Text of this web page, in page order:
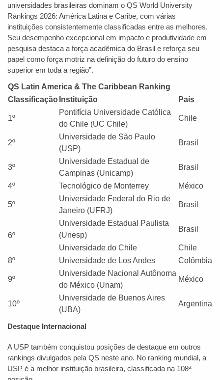
universidades brasileiras dominam o QS World University
Rankings 2026: América Latina e Caribe, com várias
instituições consistentemente classificadas entre as melhores.
Seu desempenho excepcional em impacto e produtividade em
pesquisa destaca a força acadêmica do Brasil e reforça seu
papel como força motriz na definição do futuro do ensino
superior em toda a região”.
QS Latin America & The Caribbean Ranking
Classificação Instituição País
1º
Pontifícia Universidade Católica
do Chile (UC Chile)
Chile
2º
Universidade de São Paulo
(USP)
Brasil
3º
Universidade Estadual de
Campinas (Unicamp)
Brasil
4º Tecnológico de Monterrey México
5º
Universidade Federal do Rio de
Janeiro (UFRJ)
Brasil
6º
Universidade Estadual Paulista
(Unesp)
Brasil
Universidade do Chile
Chile
8º
Universidade de Los Andes Colômbia
9º
Universidade Nacional Autônoma
do México (Unam)
México
10º
Universidade de Buenos Aires
(UBA)
Argentina
Destaque Internacional
A USP também conquistou posições de destaque em outros
rankings divulgados pela QS neste ano. No ranking mundial, a
USP é a melhor instituição brasileira, classificada na 108ª